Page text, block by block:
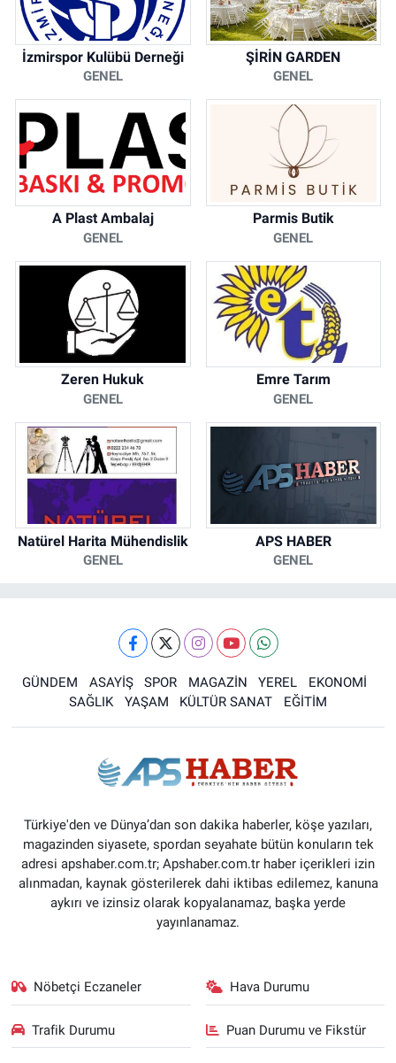
İzmirspor Kulübü Derneği
GENEL
ŞİRİN GARDEN
GENEL
A Plast Ambalaj
GENEL
Parmis Butik
GENEL
Zeren Hukuk
GENEL
Emre Tarım
GENEL
Natürel Harita Mühendislik
GENEL
APS HABER
GENEL
GÜNDEM ASAYİŞ SPOR MAGAZİN YEREL
EKONOMİ
SAĞLIK
YAŞAM KÜLTÜR SANAT EĞİTİM
Türkiye'den ve Dünya’dan son dakika haberler, köşe yazıları,
magazinden siyasete, spordan seyahate bütün konuların tek
adresi apshaber.com.tr; Apshaber.com.tr haber içerikleri izin
alınmadan, kaynak gösterilerek dahi iktibas edilemez, kanuna
aykırı ve izinsiz olarak kopyalanamaz, başka yerde
yayınlanamaz.
Nöbetçi Eczaneler Hava Durumu
Trafik Durumu Puan Durumu ve Fikstür